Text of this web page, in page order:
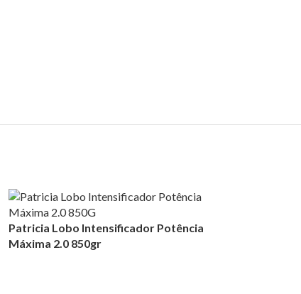
Patricia Lobo Intensificador Potência
Máxima 2.0 850gr